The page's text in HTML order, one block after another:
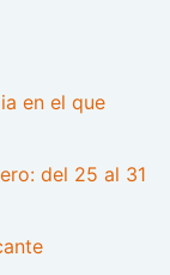
en el que
del 25 al 31